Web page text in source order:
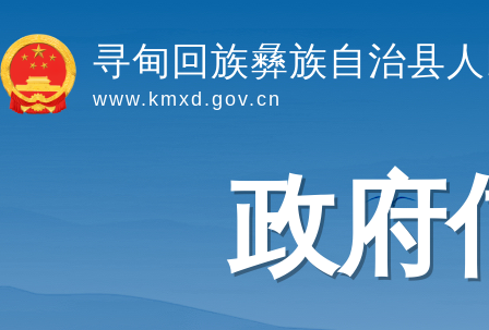
寻甸回族彝族自治县
www.kmxd.gov.cn
政府